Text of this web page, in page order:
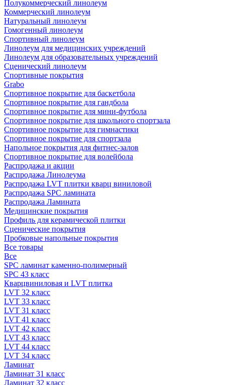
Полукоммерческий линолеум
Коммерческий линолеум
Натуральный линолеум
Гомогенный линолеум
Спортивный линолеум
Линолеум для медицинских учреждений
Линолеум для образовательных учреждений
Сценический линолеум
Спортивные покрытия
Grabo
Спортивное покрытие для баскетбола
Спортивное покрытие для гандбола
Спортивное покрытие для мини-футбола
Спортивное покрытие для школьного спортзала
Спортивное покрытие для гимнастики
Спортивное покрытие для спортзала
Напольное покрытия для фитнес-залов
Спортивное покрытие для волейбола
Распродажа и акции
Распродажа Линолеума
Распродажа LVT плитки кварц виниловой
Распродажа SPC ламината
Распродажа Ламината
Медицинские покрытия
Профиль для керамической плитки
Сценические покрытия
Пробковые напольные покрытия
Все товары
Все
SPC ламинат каменно-полимерный
SPC 43 класс
Кварцвиниловая и LVT плитка
LVT 32 класс
LVT 33 класс
LVT 31 класс
LVT 41 класс
LVT 42 класс
LVT 43 класс
LVT 44 класс
LVT 34 класс
Ламинат
Ламинат 31 класс
Ламинат 32 класс